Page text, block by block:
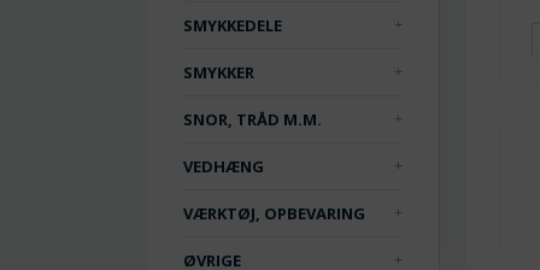
SMYKKEDELE
SMYKKER
SNOR, TRÅD M.M.
VEDHÆNG
VÆRKTØJ, OPBEVARING
ØVRIGE